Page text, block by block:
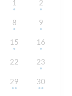
1 2
8 9
15 16
22 23
29 30